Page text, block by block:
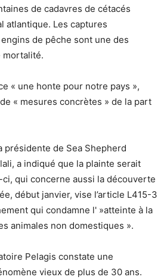
de cadavres de cétacés
atlantique. Les captures
de pêche sont une des
mortalité.
« une honte pour notre pays »,
« mesures concrètes » de la part
présidente de Sea Shepherd
a indiqué que la plainte serait
qui concerne aussi la découverte
début janvier, vise l’article L415-3
qui condamne l' »atteinte à la
animales non domestiques ».
Pelagis constate une
vieux de plus de 30 ans.